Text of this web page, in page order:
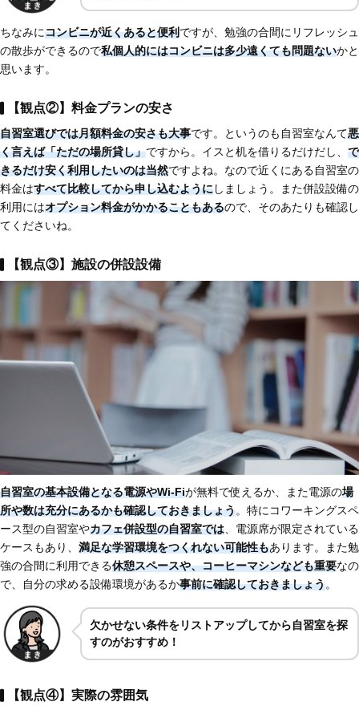
ちなみにコンビニが近くあると便利ですが、勉強の合間にリフレッシュ
の散歩ができるので私個人的にはコンビニは多少遠くても問題ないかと
思います。
【観点②】料金プランの安さ
自習室選びでは月額料金の安さも大事です。というのも自習室なんて悪
く言えば「ただの場所貸し」ですから。イスと机を借りるだけだし、 で
きるだけ安く利用したいのは当然ですよね。なので近くにある自習室の
料金はすべて比較してから申し込むようにしましょう。また併設設備の
利用にはオプション料金がかかることもあるので、そのあたりも確認し
てくださいね。
【観点③】施設の併設設備
自習室の基本設備となる電源やWi-Fiが無料で使えるか、また電源の場
所や数は充分にあるかも確認しておきましょう。特にコワーキングスペ
ース型の自習室やカフェ併設型の自習室では 、電源席が限定されている
ケースもあり、 満足な学習環境をつくれない可能性もあります。また勉
強の合間に利用できる休憩スペースや、コーヒーマシンなども重要なの
で、自分の求める設備環境があるか事前に確認しておきましょう。
欠かせない条件をリストアップしてから自習室を探
すのがおすすめ！
【観点④】実際の雰囲気